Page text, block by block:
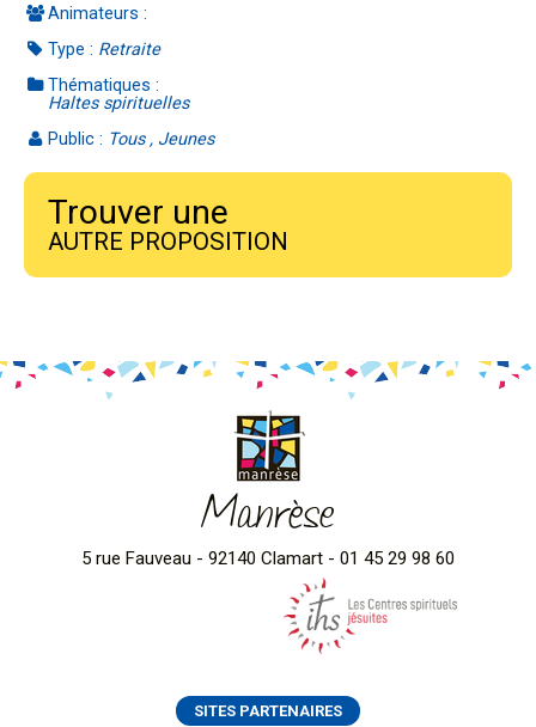
Animateurs :
Type : Retraite
Thématiques :
Haltes spirituelles
Public : Tous , Jeunes
Trouver une
AUTRE PROPOSITION
Manrèse
5 rue Fauveau - 92140 Clamart - 01 45 29 98 60
SITES PARTENAIRES